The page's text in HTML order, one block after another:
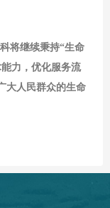
将继续秉持“生命
力，优化服务流
大人民群众的生命